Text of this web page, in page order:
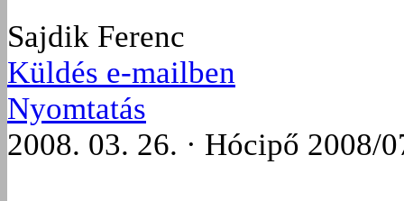
Sajdik Ferenc
Küldés e-mailben
Nyomtatás
2008. 03. 26. · Hócipő 2008/